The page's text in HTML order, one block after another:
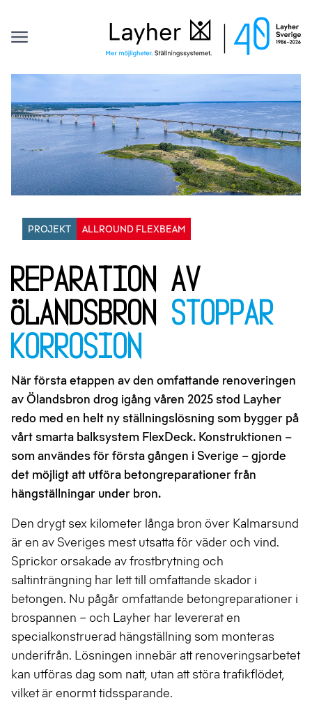
Offert
PROJEKT ALLROUND FLEXBEAM
Reparation av
Ölandsbron stoppar
korrosion
När första etappen av den omfattande renoveringen
av Ölandsbron drog igång våren 2025 stod Layher
redo med en helt ny ställningslösning som bygger på
vårt smarta balksystem FlexDeck. Konstruktionen –
som användes för första gången i Sverige – gjorde
det möjligt att utföra betongreparationer från
hängställningar under bron.
Den drygt sex kilometer långa bron över Kalmarsund
är en av Sveriges mest utsatta för väder och vind.
Sprickor orsakade av frostbrytning och
saltinträngning har lett till omfattande skador i
betongen. Nu pågår omfattande betongreparationer i
brospannen – och Layher har levererat en
specialkonstruerad hängställning som monteras
underifrån. Lösningen innebär att renoveringsarbetet
kan utföras dag som natt, utan att störa trafikflödet,
vilket är enormt tidssparande.